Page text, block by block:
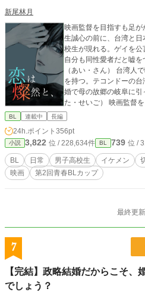
新尾林月
映画監督を目指すも足
生誠心の前に、台湾と
校生が現れる。ゲイを
自分も同性愛者だと嘘を
（あい・さん） 台湾人
を持つ。テコンドーの
婚で母の故郷の岐阜に引っ越してき
た・せいご） 映画監督
め、高校を卒業したら働
ついゲイだと偽ってしまう。 茅野（ちの） 誠心の
間。東京の大学に通いな
BL 連載中 長編
24h.ポイント 356pt
小説 3,822 位 / 228,634件 BL 739 位 /
BL 日常 男子高校生 イケメン
映画
第2回青春BLカップ
最終更
7
【完結】政略結婚だからこそ、
でしょう？